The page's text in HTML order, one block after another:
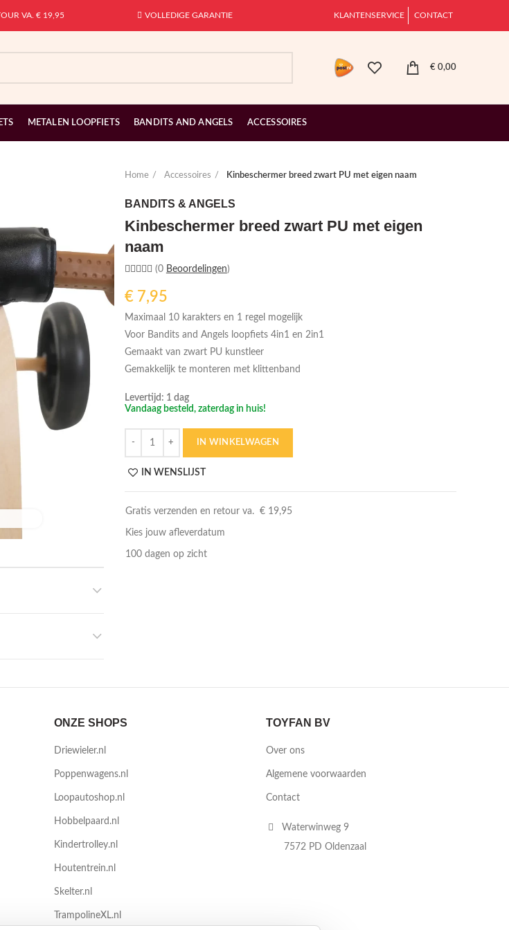
VA. € 19,95 VOLLEDIGE GARANTIE KLANTENSERVICE CONTACT
€ 0,00
METALEN LOOPFIETS BANDITS AND ANGELS ACCESSOIRES
Home Accessoires Kinbeschermer breed zwart PU met eigen naam
BANDITS & ANGELS
Kinbeschermer breed zwart PU met eigen
naam
(0 Beoordelingen)
€ 7,95
Maximaal 10 karakters en 1 regel mogelijk
Voor Bandits and Angels loopfiets 4in1 en 2in1
Gemaakt van zwart PU kunstleer
Gemakkelijk te monteren met klittenband
Levertijd: 1 dag
Vandaag besteld, zaterdag in huis!
Hoeveelheid
IN WINKELWAGEN
IN WENSLIJST
Gratis verzenden en retour va. € 19,95
Kies jouw afleverdatum
100 dagen op zicht
ONZE SHOPS
Driewieler.nl
Poppenwagens.nl
Loopautoshop.nl
Hobbelpaard.nl
Kindertrolley.nl
Houtentrein.nl
Skelter.nl
TrampolineXL.nl
TOYFAN BV
Over ons
Algemene voorwaarden
Contact
Waterwinweg 9
7572 PD Oldenzaal